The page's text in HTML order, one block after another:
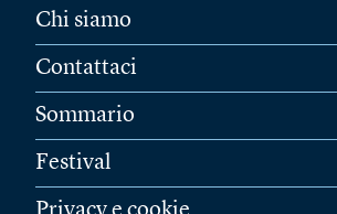
Chi siamo
Contattaci
Sommario
Festival